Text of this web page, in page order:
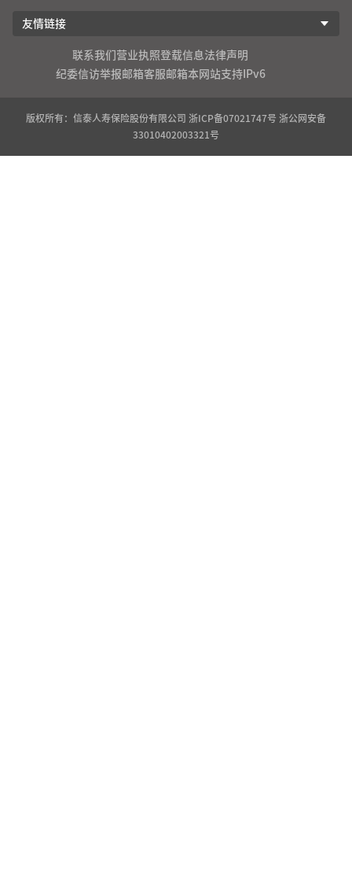
友情链接
联系我们 营业执照登载信息法律声明
纪委信访举报邮箱客服邮箱本网站支持IPv6
版权所有：信泰人寿保险股份有限公司 浙ICP备07021747号 浙公网安备
33010402003321号